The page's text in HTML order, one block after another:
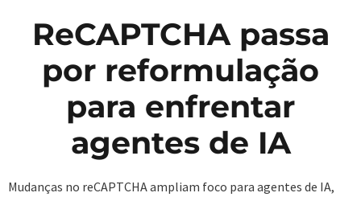
ReCAPTCHA passa
por reformulação
para enfrentar
agentes de IA
Mudanças no reCAPTCHA ampliam foco para agentes de IA,